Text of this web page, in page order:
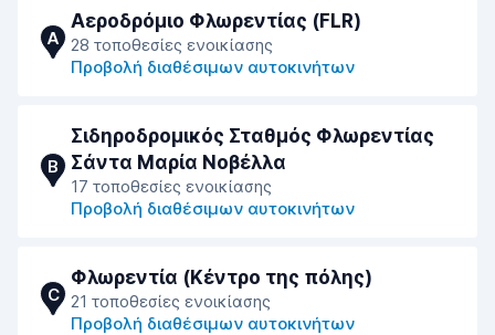
A
Αεροδρόμιο Φλωρεντίας (FLR)
28 τοποθεσίες ενοικίασης
Προβολή διαθέσιμων αυτοκινήτων
B
Σιδηροδρομικός Σταθμός Φλωρεντίας
Σάντα Μαρία Νοβέλλα
17 τοποθεσίες ενοικίασης
Προβολή διαθέσιμων αυτοκινήτων
C
Φλωρεντία (Κέντρο της πόλης)
21 τοποθεσίες ενοικίασης
Προβολή διαθέσιμων αυτοκινήτων